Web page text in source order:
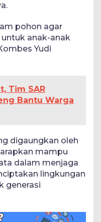
pohon agar
anak-anak
Yudi
Tim SAR
Bantu Warga
digaungkan oleh
mampu
dalam menjaga
lingkungan
generasi